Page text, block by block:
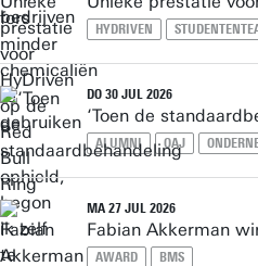
HYDRIVEN
DO 30 JUL 2026
‘Toen de
ALUMNI OAJ
MA 27 JUL 2026
Fabian Akkerman
AWARD BMS